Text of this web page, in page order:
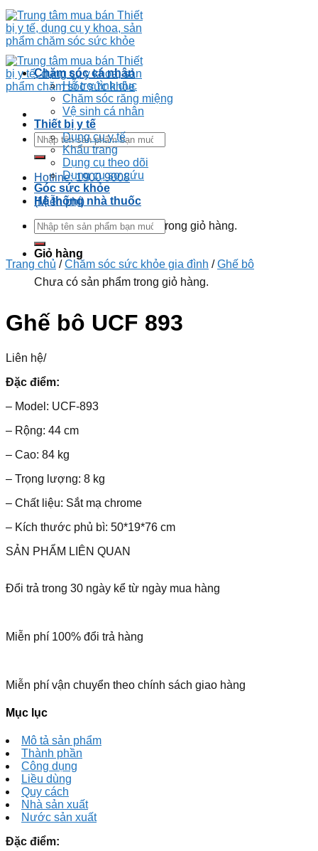
Skip
to
content
Tìm
kiếm:
Hotline: 1900 9008
(Miễn phí)
Chưa có sản phẩm trong giỏ hàng.
Giỏ hàng
Chưa có sản phẩm trong giỏ hàng.
Chăm sóc cá nhân
Hỗ trợ tình dục
Chăm sóc răng miệng
Vệ sinh cá nhân
Thiết bị y tế
Dụng cụ y tế
Khẩu trang
Dụng cụ theo dõi
Dụng cụ sơ cứu
Góc sức khỏe
Hệ thống nhà thuốc
Tìm
kiếm:
Trang chủ / Chăm sóc sức khỏe gia đình / Ghế bô
Ghế bô UCF 893
Liên hệ/
Đặc điểm:
– Model: UCF-893
– Rộng: 44 cm
– Cao: 84 kg
– Trọng lượng: 8 kg
– Chất liệu: Sắt mạ chrome
– Kích thước phủ bì: 50*19*76 cm
SẢN PHẨM LIÊN QUAN
Đổi trả trong 30 ngày kể từ ngày mua hàng
Miễn phí 100% đổi trả hàng
Miễn phí vận chuyển theo chính sách giao hàng
Mục lục
Mô tả sản phẩm
Thành phần
Công dụng
Liều dùng
Quy cách
Nhà sản xuất
Nước sản xuất
Đặc điểm: